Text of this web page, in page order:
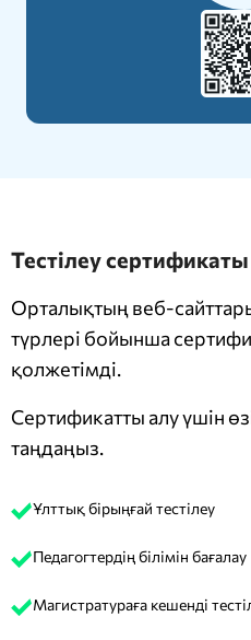
Тестілеу сертификаты
Орталықтың веб-
түрлері бойынша
қолжетімді.
Сертификатты алу үшін
таңдаңыз.
Ұлттық бірыңғай тестілеу
Педагогтердің білімін бағалау
Магистратураға кешенді